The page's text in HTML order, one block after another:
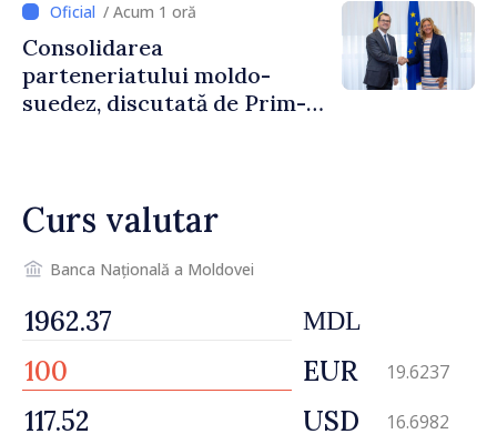
/ Acum 1 oră
Consolidarea
parteneriatului moldo-
suedez, discutată de Prim-
Curs valutar
Banca Națională a Moldovei
MDL
EUR 19.6237
USD 16.6982